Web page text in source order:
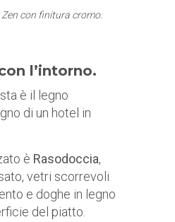
Zen con finitura cromo.
l’intorno.
è il legno
di un hotel in
è Rasodoccia,
vetri scorrevoli
e doghe in legno
del piatto.